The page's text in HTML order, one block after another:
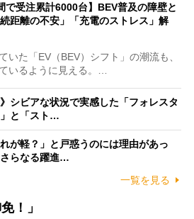
で受注累計6000台】BEV普及の障壁と
距離の不安」「充電のストレス」解
た「EV（BEV）シフト」の潮流も、
いるように見える。…
シビアな状況で実感した「フォレスタ
と「スト…
が軽？」と戸惑うのには理由があっ
らなる躍進…
一覧を見る
！」